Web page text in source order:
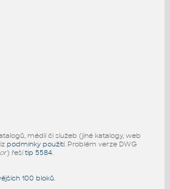
médií či služeb (jiné katalogy, web
podmínky použití. Problém verze DWG
) řešítip 5584.
100 bloků.